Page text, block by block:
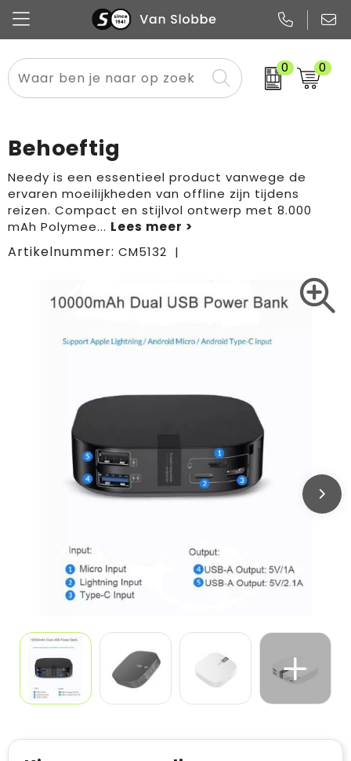
0 0
Alle categorieën
Promo
Pennen
Notitieboekjes
Papier
Flessen
Glazen en karaffen
Merken
Meest gekozen
Sportkleding
Overig textiel
Boodschappen- en draagtassen
Sport & vrije tijd
Rugzakken
Behoeftig
Needy is een essentieel product vanwege de
ervaren moeilijkheden van offline zijn tijdens
reizen. Compact en stijlvol ontwerp met 8.000
mAh Polymee...
Artikelnummer: CM5132